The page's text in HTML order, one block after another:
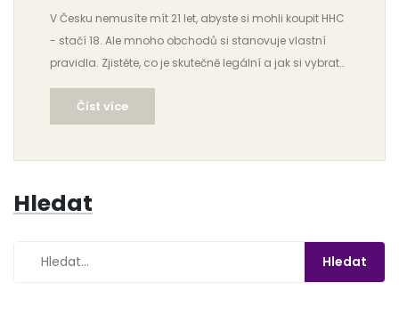
V Česku nemusíte mít 21 let, abyste si mohli koupit HHC
- stačí 18. Ale mnoho obchodů si stanovuje vlastní
pravidla. Zjistěte, co je skutečně legální a jak si vybrat
bezpečný produkt.
Číst více
Hledat